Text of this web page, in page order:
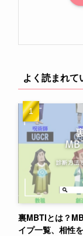
よく読まれて
裏MBTIとは？
イプ一覧、相性